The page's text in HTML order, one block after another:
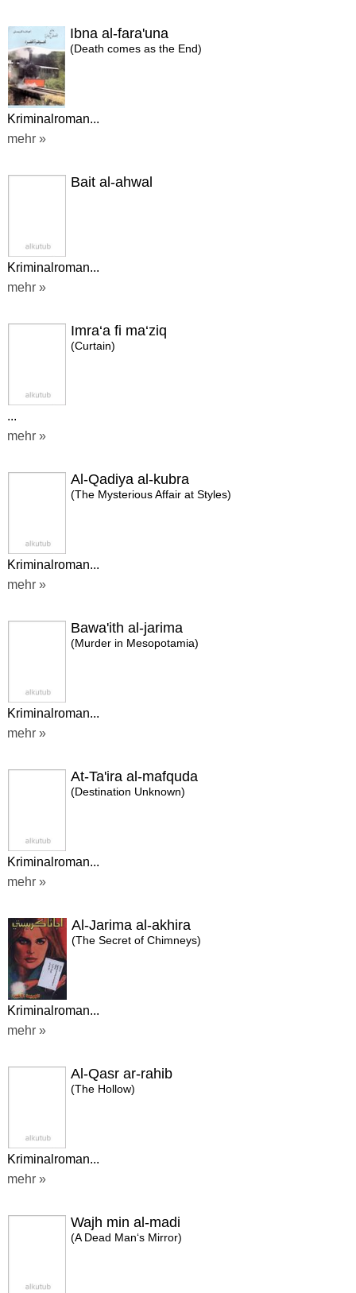
Ibna al-fara'una
(Death comes as the End)
Kriminalroman...
mehr »
Bait al-ahwal
Kriminalroman...
mehr »
Imra‘a fi ma‘ziq
(Curtain)
...
mehr »
Al-Qadiya al-kubra
(The Mysterious Affair at Styles)
Kriminalroman...
mehr »
Bawa'ith al-jarima
(Murder in Mesopotamia)
Kriminalroman...
mehr »
At-Ta'ira al-mafquda
(Destination Unknown)
Kriminalroman...
mehr »
Al-Jarima al-akhira
(The Secret of Chimneys)
Kriminalroman...
mehr »
Al-Qasr ar-rahib
(The Hollow)
Kriminalroman...
mehr »
Wajh min al-madi
(A Dead Man‘s Mirror)